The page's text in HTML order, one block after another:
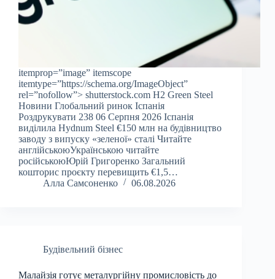
itemprop=”image” itemscope
itemtype=”https://schema.org/ImageObject”
rel=”nofollow”> shutterstock.com H2 Green Steel
Новини Глобальний ринок Іспанія
Роздрукувати 238 06 Серпня 2026 Іспанія
виділила Hydnum Steel €150 млн на будівництво
заводу з випуску «зеленої» сталі Читайте
англійськоюУкраїнською читайте
російськоюЮрій Григоренко Загальний
кошторис проєкту перевищить €1,5…
Алла Самсоненко
06.08.2026
Будівельний бізнес
Малайзія готує металургійну промисловість до